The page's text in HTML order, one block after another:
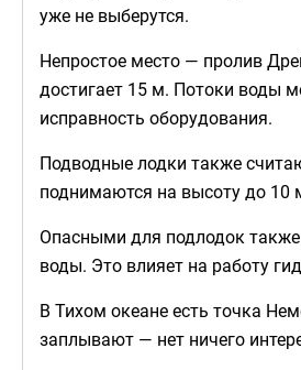
уже не выберутся.
Непростое место — пролив
достигает 15 м. Потоки воды
исправность оборудования.
Подводные лодки также
поднимаются на высоту до 10
Опасными для подлодок
воды. Это влияет на работу
В Тихом океане есть точка
заплывают — нет ничего